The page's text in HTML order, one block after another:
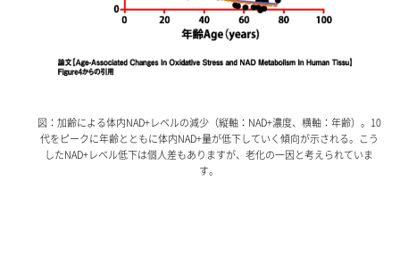
図：加齢による体内NAD+レベルの減少（縦軸：NAD+濃度、横軸：年齢）。10
代をピークに年齢とともに体内NAD+量が低下していく傾向が示される。こう
したNAD+レベル低下は個人差もありますが、老化の一因と考えられていま
す。